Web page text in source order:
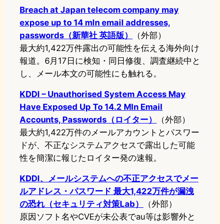
Breach at Japan telecom company may
expose up to 14 mln email addresses,
passwords（新華社 英語版）
（外部）
最大約1,422万件露出の可能性を伝える海外向け
報道。6月17日に検知・同日修復、調査継続中と
し、メール本文の可能性にも触れる。
KDDI – Unauthorised System Access May
Have Exposed Up To 14.2 Mln Email
Accounts, Passwords（ロイター）
（外部）
最大約1,422万件のメールアカウントとパスワー
ドが、不正なシステムアクセスで露出した可能
性を簡潔に報じたロイター発の速報。
KDDI、メールシステムへの不正アクセスでメー
ルアドレス・パスワード 最大1,422万件が漏洩
の恐れ（セキュリティ対策Lab）
（外部）
原因ソフト名やCVEが未公表でau等は影響外と